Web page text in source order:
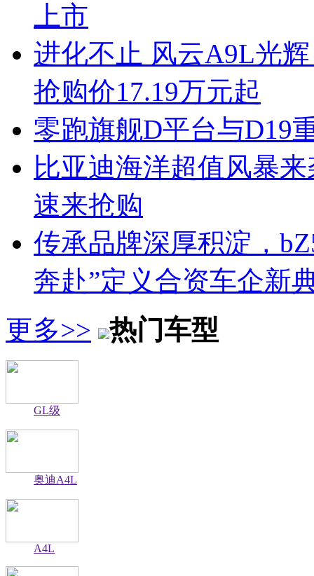
上市
进化不止 风云A9L光
抢购价17.19万元起
零跑旗舰D平台与D19
比亚迪海洋超值风暴
速来抢购
传承品牌深厚积淀，
奔赴”定义合资车企新
更多>>
热门车型
GL级
奥迪A4L
A4L